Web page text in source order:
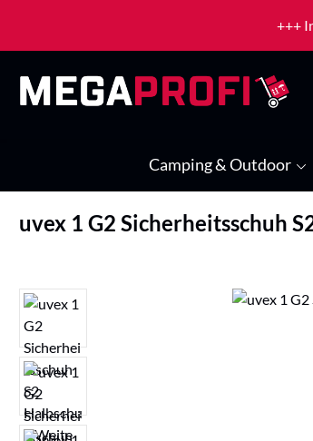
+++
Camping & Outdoor
uvex 1 G2 Sicherheitsschuh
Bildergalerie überspringen